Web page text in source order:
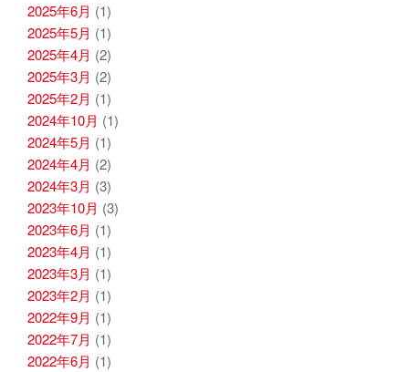
2025年6月 (1)
2025年5月 (1)
2025年4月 (2)
2025年3月 (2)
2025年2月 (1)
2024年10月 (1)
2024年5月 (1)
2024年4月 (2)
2024年3月 (3)
2023年10月 (3)
2023年6月 (1)
2023年4月 (1)
2023年3月 (1)
2023年2月 (1)
2022年9月 (1)
2022年7月 (1)
2022年6月 (1)